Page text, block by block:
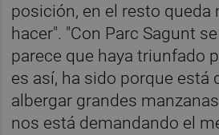
posición, en el resto queda
hacer". "Con Parc Sagunt
parece que haya triunfado
es así, ha sido porque está
albergar grandes
nos está demandando el